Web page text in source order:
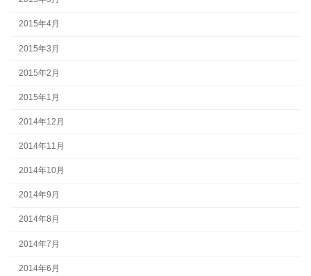
2015年4月
2015年3月
2015年2月
2015年1月
2014年12月
2014年11月
2014年10月
2014年9月
2014年8月
2014年7月
2014年6月